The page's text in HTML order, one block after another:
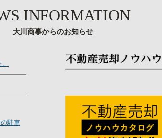
INFORMATION
大川商事からのお知らせ
駐車